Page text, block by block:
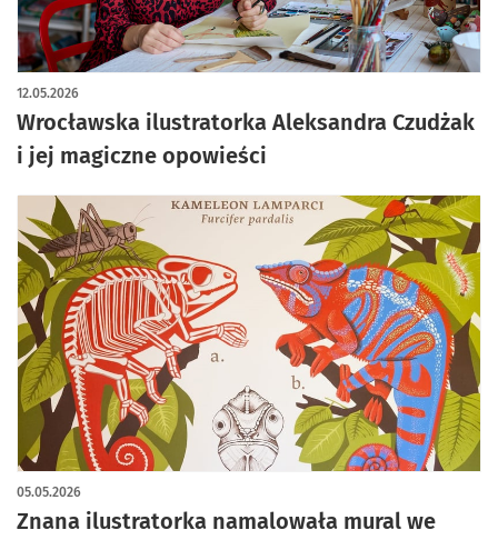
Wrocławska ilustratorka Aleksandra Czudżak
i jej magiczne opowieści
12.05.2026
artykuł z galerią zdjęć
Znana ilustratorka namalowała mural we
05.05.2026